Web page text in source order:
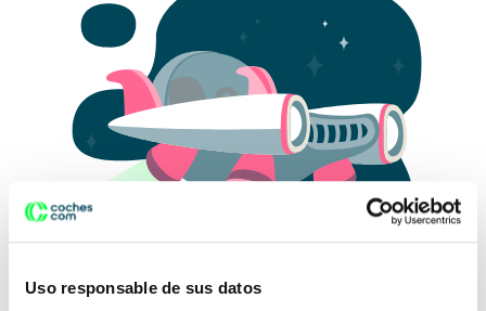
Uso responsable de sus datos